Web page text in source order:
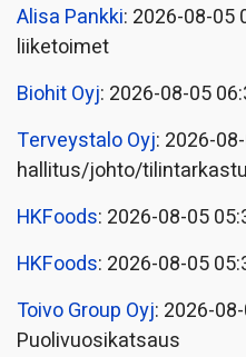
Alisa Pankki: 2026-08-05
liiketoimet
Biohit Oyj: 2026-08-05
Terveystalo Oyj: 2026-
hallitus/johto/
HKFoods: 2026-08-05
HKFoods: 2026-08-05
Toivo Group Oyj: 2026-
Puolivuosikatsaus